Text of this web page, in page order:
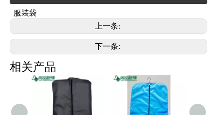
服装袋
上一条:
下一条:
相关产品